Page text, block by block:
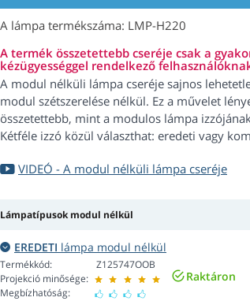
A lámpa termékszáma: LMP-H220
A termék összetettebb cseréje csak a
kézügyességgel rendelkező
A modul nélküli lámpa cseréje sajnos
modul szétszerelése nélkül. Ez a művelet
összetettebb, mint a modulos lámpa
Kétféle izzó közül választhat: eredeti vagy
VIDEÓ - A modul nélküli lámpa cseréje
Lámpatípusok modul nélkül
EREDETI lámpa modul nélkül
Termékkód:
Projekció minősége:
Megbízhatóság:
Z125747OOB
Raktáron